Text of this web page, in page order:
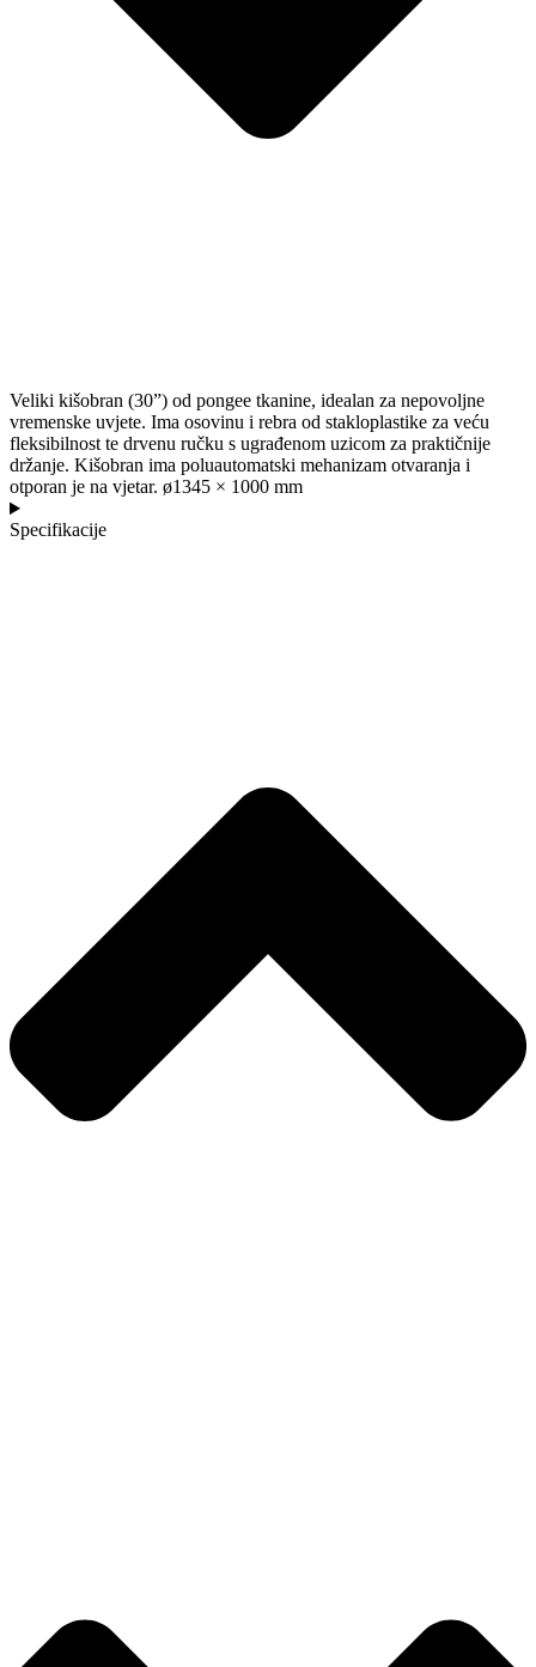
Veliki kišobran (30”) od pongee tkanine, idealan za nepovoljne
vremenske uvjete. Ima osovinu i rebra od stakloplastike za veću
fleksibilnost te drvenu ručku s ugrađenom uzicom za praktičnije
držanje. Kišobran ima poluautomatski mehanizam otvaranja i
otporan je na vjetar. ø1345 × 1000 mm
Specifikacije